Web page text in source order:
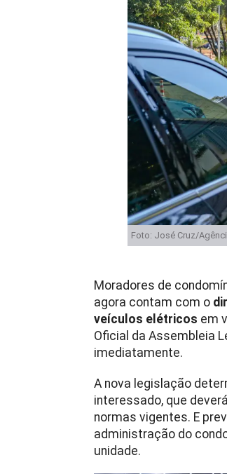
Foto: José Cruz/
Moradores de
agora contam com o
veículos elétricos em
Oficial da Assembleia
imediatamente.
A nova legislação
interessado, que
normas vigentes. E
administração do
unidade.